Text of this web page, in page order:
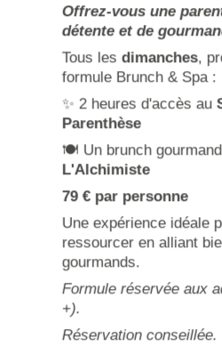
Offrez-vous une
détente et de
Tous les dimanches,
formule Brunch & Spa :
✨ 2 heures d'accès au
Parenthèse
🍽️ Un brunch
L'Alchimiste
79 € par personne
Une expérience idéale
ressourcer en alliant
gourmands.
Formule réservée aux
+).
Réservation conseillée.